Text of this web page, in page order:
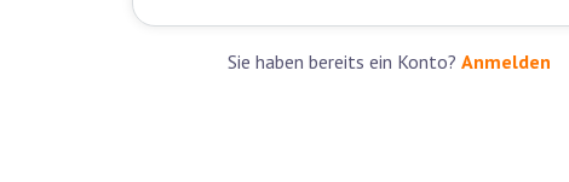
Sie haben bereits ein Konto? Anmelden